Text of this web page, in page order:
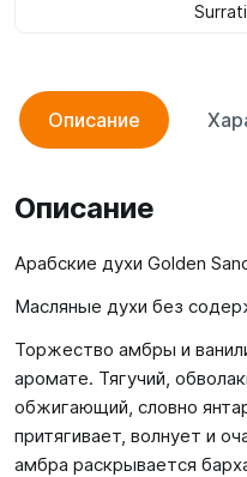
Surrati
Описание
Описание
Арабские духи Golden
Масляные духи без
Торжество амбры и
аромате. Тягучий,
обжигающий, словно
притягивает, волнует и
амбра раскрывается